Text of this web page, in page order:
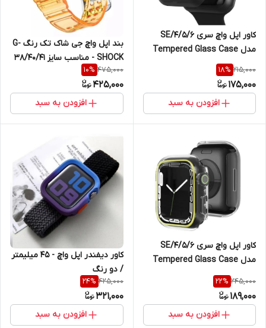
کاور اپل واچ سری 4/5/6/SE
مدل Tempered Glass Case
215,000
18%
175,000
افزودن به سبد
بند اپل واچ جی شاک تک رنگ G-
SHOCK - مناسب سایز 38/40/41
میلیمتر
475,000
10%
425,000
افزودن به سبد
کاور اپل واچ سری 4/5/6/SE
مدل Tempered Glass Case
245,000
22%
189,000
افزودن به سبد
کاور دیفندر اپل واچ - 45 میلیمتر
/ دو رنگ
425,000
24%
321,000
افزودن به سبد